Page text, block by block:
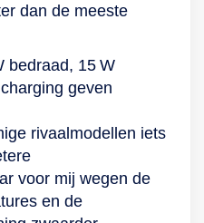
dan de meeste
bedraad, 15 W
geven
rivaalmodellen iets
voor mij wegen de
en de